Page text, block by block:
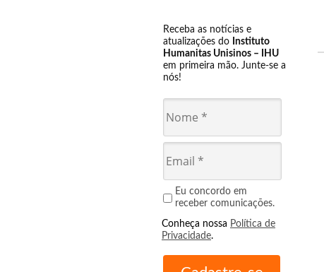
Receba as notícias e
atualizações do Instituto
Humanitas Unisinos – IHU
em primeira mão. Junte-se a
nós!
Eu concordo em
receber comunicações.
Conheça nossa Política de
Privacidade.